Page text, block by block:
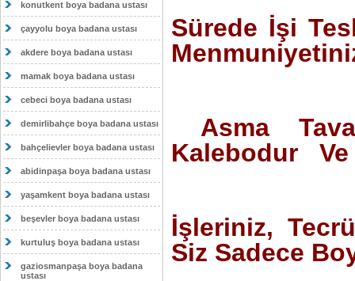
konutkent boya badana ustası
çayyolu boya badana ustası
akdere boya badana ustası
mamak boya badana ustası
cebeci boya badana ustası
demirlibahçe boya badana ustası
bahçelievler boya badana ustası
abidinpaşa boya badana ustası
yaşamkent boya badana ustası
beşevler boya badana ustası
kurtuluş boya badana ustası
gaziosmanpaşa boya badana
ustası
Sürede İşi
Asma
Kalebodur
İşleriniz,
Siz Sadece